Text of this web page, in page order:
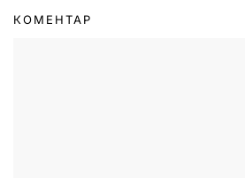
КОМЕНТАР